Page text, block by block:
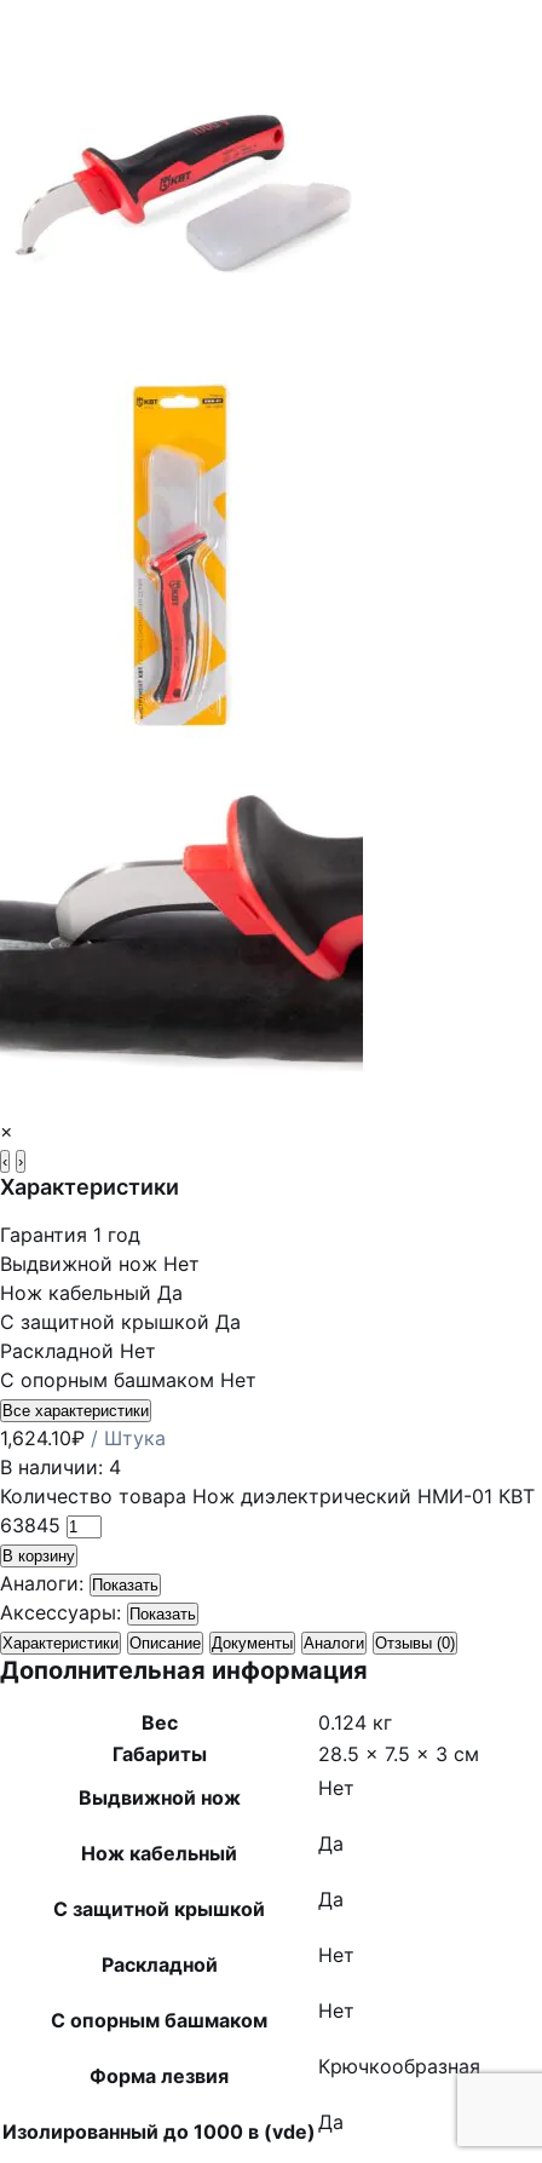
×
‹ ›
Характеристики
Гарантия 1 год
Выдвижной нож Нет
Нож кабельный Да
С защитной крышкой Да
Раскладной Нет
С опорным башмаком Нет
Все характеристики
1,624.10₽ / Штука
В наличии: 4
Количество товара Нож диэлектрический НМИ-01 КВТ
63845
В корзину
Аналоги: Показать
Аксессуары: Показать
Характеристики Описание Документы Аналоги Отзывы (0)
Дополнительная информация
Вес
0.124 кг
Габариты
28.5 × 7.5 × 3 см
Выдвижной нож
Нет
Нож кабельный Да
С защитной крышкой Да
Раскладной Нет
С опорным башмаком Нет
Форма лезвия Крючкообразная
Изолированный до 1000 в (vde) Да